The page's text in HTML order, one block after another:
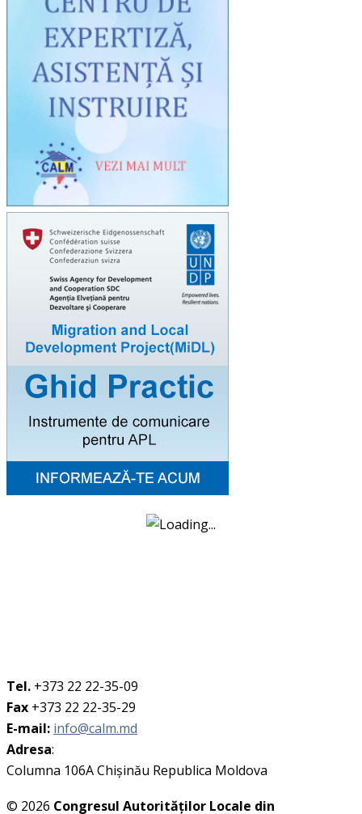
Tel. +373 22 22-35-09
Fax +373 22 22-35-29
E-mail: info@calm.md
Adresa:
Columna 106A Chişinău Republica Moldova
© 2026 Congresul Autorităţilor Locale din